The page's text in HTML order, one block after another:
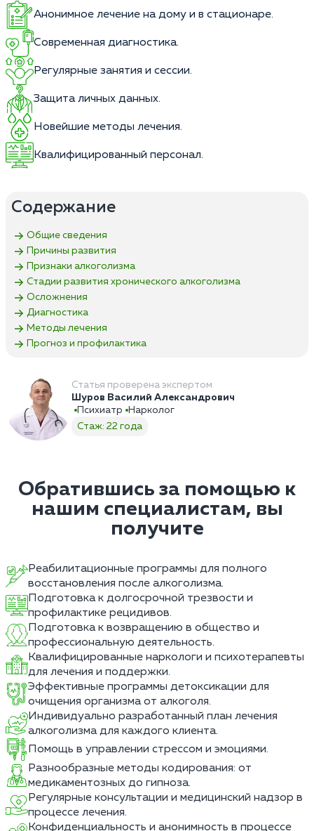
Анонимное лечение на дому и в стационаре.
Современная диагностика.
Регулярные занятия и сессии.
Защита личных данных.
Новейшие методы лечения.
Квалифицированный персонал.
Содержание
Общие сведения
Причины развития
Признаки алкоголизма
Стадии развития хронического алкоголизма
Осложнения
Диагностика
Методы лечения
Прогноз и профилактика
Статья проверена экспертом
Шуров Василий Александрович
Психиатр
Нарколог
Стаж: 22 года
Обратившись за помощью к
нашим специалистам, вы
получите
Реабилитационные программы для полного
восстановления после алкоголизма.
Подготовка к долгосрочной трезвости и
профилактике рецидивов.
Подготовка к возвращению в общество и
профессиональную деятельность.
Квалифицированные наркологи и психотерапевты
для лечения и поддержки.
Эффективные программы детоксикации для
очищения организма от алкоголя.
Индивидуально разработанный план лечения
алкоголизма для каждого клиента.
Помощь в управлении стрессом и эмоциями.
Разнообразные методы кодирования: от
медикаментозных до гипноза.
Регулярные консультации и медицинский надзор в
процессе лечения.
Конфиденциальность и анонимность в процессе